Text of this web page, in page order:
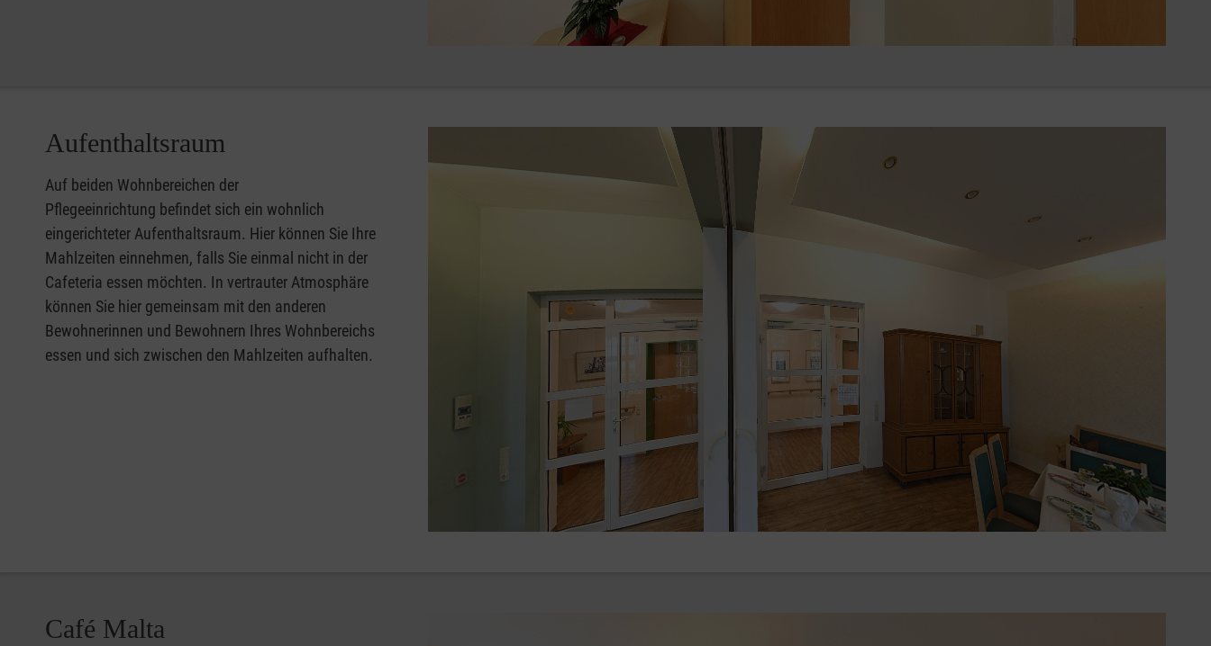
Aufenthaltsraum
Auf beiden Wohnbereichen der
Pflegeeinrichtung befindet sich ein wohnlich
eingerichteter Aufenthaltsraum. Hier können Sie Ihre
Mahlzeiten einnehmen, falls Sie einmal nicht in der
Cafeteria essen möchten. In vertrauter Atmosphäre
können Sie hier gemeinsam mit den anderen
Bewohnerinnen und Bewohnern Ihres Wohnbereichs
essen und sich zwischen den Mahlzeiten aufhalten.
Café Malta